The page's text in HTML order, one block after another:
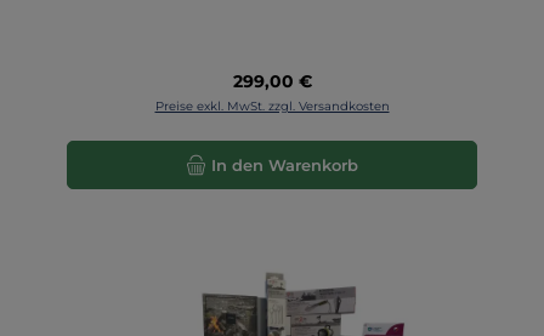
Regulärer Preis:
299,00 €
Preise exkl. MwSt. zzgl. Versandkosten
In den Warenkorb